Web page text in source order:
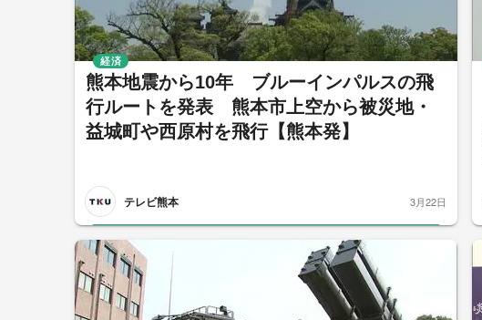
熊本地震から10年 ブルーインパルスの飛
行ルートを発表 熊本市上空から被災地・
益城町や西原村を飛行【熊本発】
テレビ熊本
経済
3月22日